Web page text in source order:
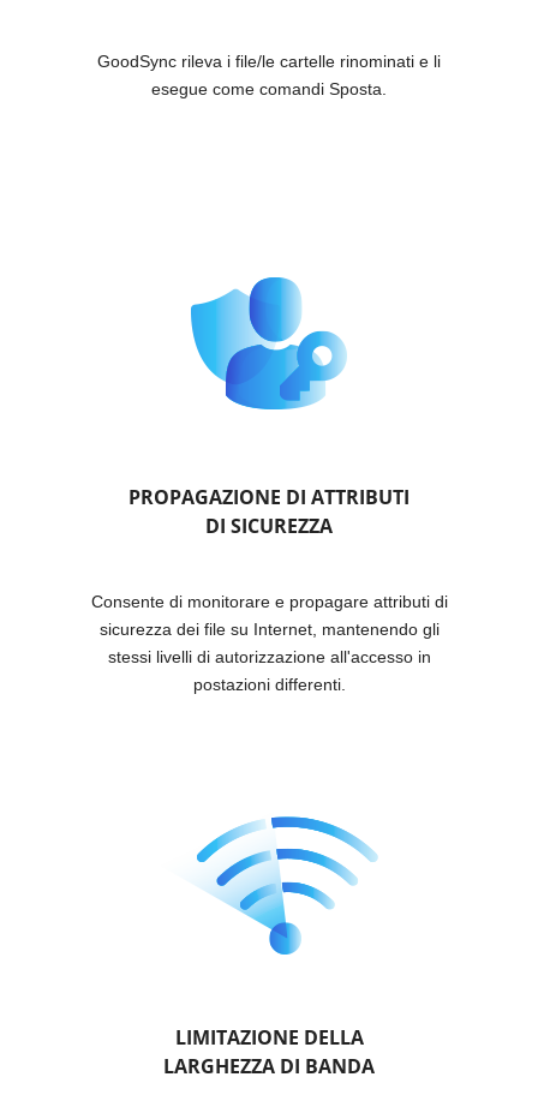
GoodSync rileva i file/le cartelle rinominati e li
esegue come comandi Sposta.
PROPAGAZIONE DI ATTRIBUTI
DI SICUREZZA
Consente di monitorare e propagare attributi di
sicurezza dei file su Internet, mantenendo gli
stessi livelli di autorizzazione all'accesso in
postazioni differenti.
LIMITAZIONE DELLA
LARGHEZZA DI BANDA